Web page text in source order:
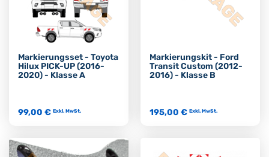
Markierungsset - Toyota
Hilux PICK-UP (2016-
2020) - Klasse A
99,00 € Exkl. MwSt.
Markierungskit - Ford
Transit Custom (2012-
2016) - Klasse B
195,00 € Exkl. MwSt.